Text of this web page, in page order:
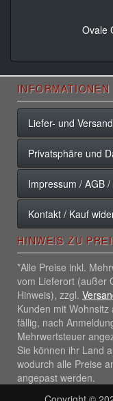
Ovale
INFORMATIONEN
Liefer- und
Privatsphäre und
Impressum / AGB
Kontakt / Kauf
HINWEIS ZU
*Alle Preise inkl.
vom Lieferort (außer
Hinweis), zzgl.
Kunden mit
fällig, nach
Mehrwertsteuer
Sie können ihr Land
wodurch alle Preise
angepast werden.